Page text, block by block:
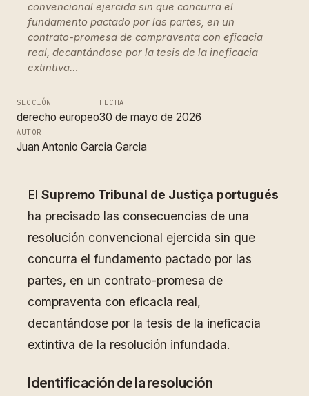
convencional ejercida sin que concurra el
fundamento pactado por las partes, en un
contrato-promesa de compraventa con eficacia
real, decantándose por la tesis de la ineficacia
extintiva…
SECCIÓN
derecho europeo
FECHA
30 de mayo de 2026
AUTOR
Juan Antonio Garcia Garcia
El Supremo Tribunal de Justiça portugués
ha precisado las consecuencias de una
resolución convencional ejercida sin que
concurra el fundamento pactado por las
partes, en un contrato-promesa de
compraventa con eficacia real,
decantándose por la tesis de la ineficacia
extintiva de la resolución infundada.
Identificación de la resolución